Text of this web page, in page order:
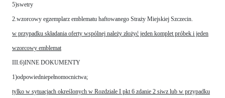
5)swetry
2.wzorcowy egzemplarz emblematu haftowanego Straży Miejskiej Szczecin.
w przypadku składania oferty wspólnej należy złożyć jeden komplet próbek i jeden
wzorcowy emblemat
III.6)INNE DOKUMENTY
1)odpowiedniepełnomocnictwa;
tylko w sytuacjach określonych w Rozdziale I pkt 6 zdanie 2 siwz lub w przypadku